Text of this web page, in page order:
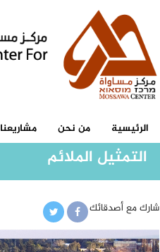
الرئيسية من نحن مشاريعنا
التمثيل الملائم
شارك مع أصدقائك